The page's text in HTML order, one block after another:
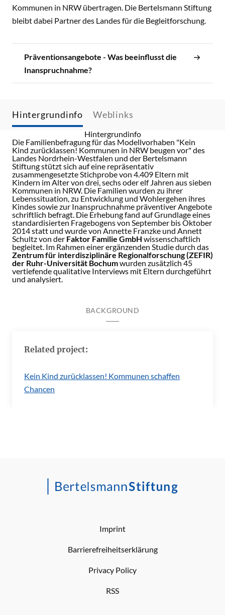
Kommunen in NRW übertragen. Die Bertelsmann Stiftung
bleibt dabei Partner des Landes für die Begleitforschung.
Präventionsangebote - Was beeinflusst die
Inanspruchnahme?
Hintergrundinfo Weblinks
Hintergrundinfo
Die Familienbefragung für das Modellvorhaben "Kein
Kind zurücklassen! Kommunen in NRW beugen vor" des
Landes Nordrhein-Westfalen und der Bertelsmann
Stiftung stützt sich auf eine repräsentativ
zusammengesetzte Stichprobe von 4.409 Eltern mit
Kindern im Alter von drei, sechs oder elf Jahren aus sieben
Kommunen in NRW. Die Familien wurden zu ihrer
Lebenssituation, zu Entwicklung und Wohlergehen ihres
Kindes sowie zur Inanspruchnahme präventiver Angebote
schriftlich befragt. Die Erhebung fand auf Grundlage eines
standardisierten Fragebogens von September bis Oktober
2014 statt und wurde von Annette Franzke und Annett
Schultz von der Faktor Familie GmbH wissenschaftlich
begleitet. Im Rahmen einer ergänzenden Studie durch das
Zentrum für interdisziplinäre Regionalforschung (ZEFIR)
der Ruhr-Universität Bochumwurden zusätzlich 45
vertiefende qualitative Interviews mit Eltern durchgeführt
und analysiert.
BACKGROUND
Related project:
Kein Kind zurücklassen! Kommunen schaffen
Chancen
Imprint
Barrierefreiheitserklärung
Privacy Policy
RSS